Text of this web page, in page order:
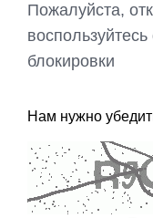
Пожалуйста,
блокировки
Нам нужно